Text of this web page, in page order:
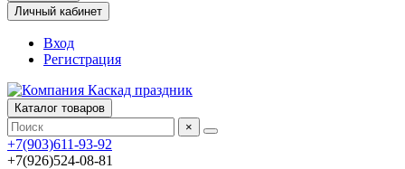
Личный кабинет
Вход
Регистрация
Каталог товаров
×
+7(903)611-93-92
+7(926)524-08-81